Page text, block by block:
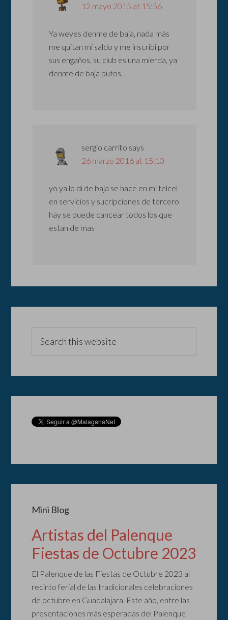
12 mayo 2015 at 15:56
Ya weyes denme de baja, nada más
me quitan mi saldo y me inscribi por
sus engaños, su club es una mierda, ya
denme de baja putos…
sergio carrillo says
26 marzo 2016 at 15:10
yo ya lo di de baja se hace en mi telcel
en servicios y sucripciones de tercero
hay se puede cancear todos los que
estan de mas
Mini Blog
Artistas del Palenque
Fiestas de Octubre 2023
El Palenque de las Fiestas de Octubre 2023 al
recinto ferial de las tradicionales celebraciones
de octubre en Guadalajara. Este año, entre las
presentaciones más esperadas del Palenque